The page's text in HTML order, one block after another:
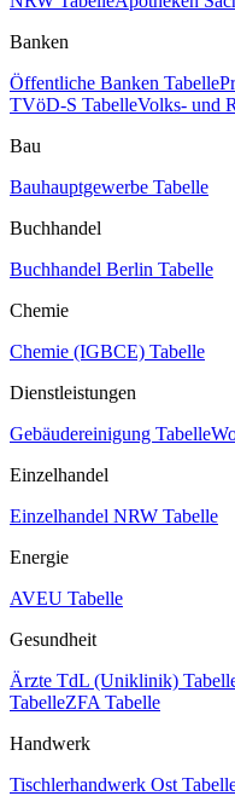
Banken
Öffentliche Banken Tabelle
TVöD-S TabelleVolks- und
Bau
Bauhauptgewerbe Tabelle
Buchhandel
Buchhandel Berlin Tabelle
Chemie
Chemie (IGBCE) Tabelle
Dienstleistungen
Gebäudereinigung Tabelle
Einzelhandel
Einzelhandel NRW Tabelle
Energie
AVEU Tabelle
Gesundheit
Ärzte TdL (Uniklinik)
TabelleZFA Tabelle
Handwerk
Tischlerhandwerk Ost